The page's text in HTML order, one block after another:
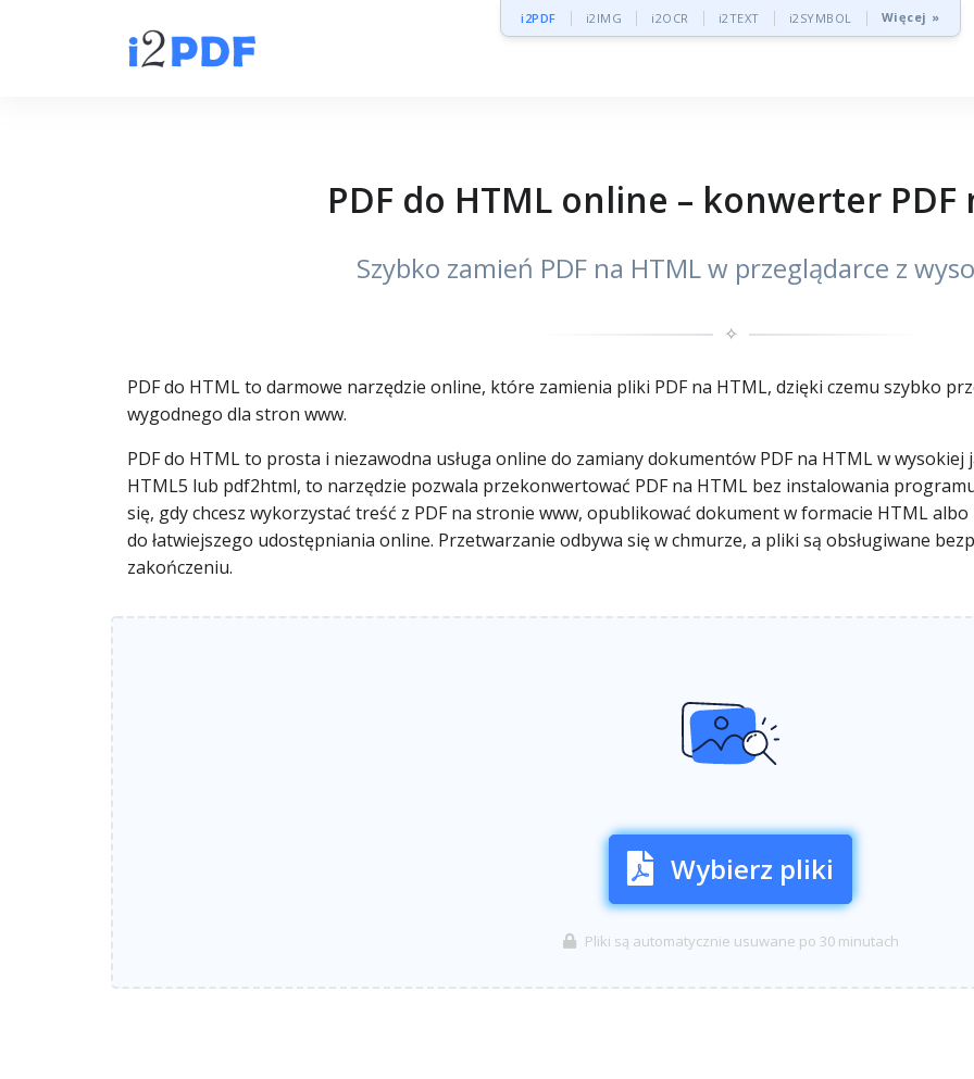
i2PDF i2IMG i2OCR i2TEXT i2SYMBOL Więcej »
PDF do HTML online – konwerter PDF
Szybko zamień PDF na HTML w przeglądarce z
✧
PDF do HTML to darmowe narzędzie online, które zamienia pliki PDF na HTML, dzięki czemu szybko
wygodnego dla stron www.
PDF do HTML to prosta i niezawodna usługa online do zamiany dokumentów PDF na HTML w wysokiej
HTML5 lub pdf2html, to narzędzie pozwala przekonwertować PDF na HTML bez instalowania
się, gdy chcesz wykorzystać treść z PDF na stronie www, opublikować dokument w formacie HTML
do łatwiejszego udostępniania online. Przetwarzanie odbywa się w chmurze, a pliki są obsługiwane
zakończeniu.
Wybierz pliki
Pliki są automatycznie usuwane po 30 minutach